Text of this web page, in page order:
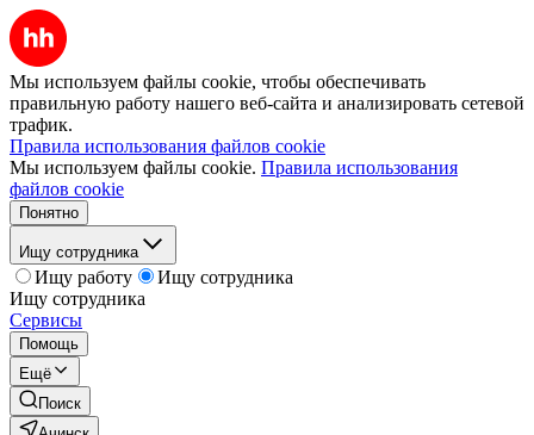
Мы используем файлы cookie, чтобы обеспечивать
правильную работу нашего веб-сайта и анализировать сетевой
трафик.
Правила использования файлов cookie
Мы используем файлы cookie. Правила использования
файлов cookie
Понятно
Ищу сотрудника
Ищу работу
Ищу сотрудника
Ищу сотрудника
Сервисы
Помощь
Ещё
Поиск